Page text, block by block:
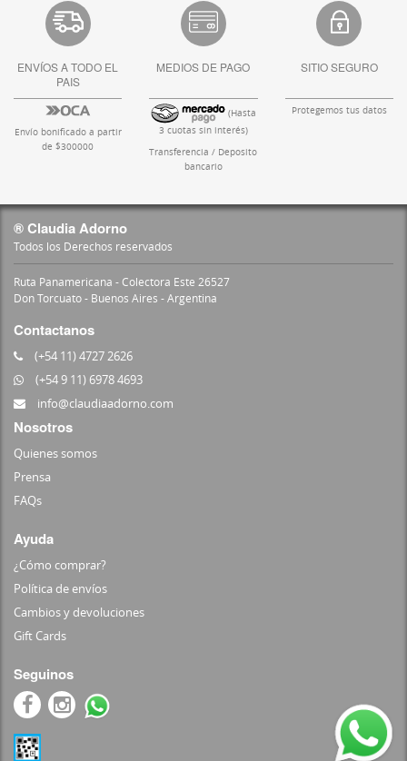
ENVÍOS A TODO EL
PAIS
Envío bonificado a partir
de $300000
MEDIOS DE PAGO
(Hasta
3 cuotas sin interés)
Transferencia / Deposito
bancario
SITIO SEGURO
Protegemos tus datos
® Claudia Adorno
Todos los Derechos reservados
Ruta Panamericana - Colectora Este 26527
Don Torcuato - Buenos Aires - Argentina
Contactanos
(+54 11) 4727 2626
(+54 9 11) 6978 4693
info@claudiaadorno.com
Nosotros
Quienes somos
Prensa
FAQs
Ayuda
¿Cómo comprar?
Política de envíos
Cambios y devoluciones
Gift Cards
Seguinos